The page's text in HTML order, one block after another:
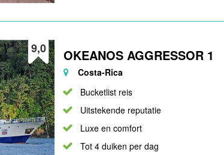
9,0 OKEANOS AGGRESSOR 1
Costa-Rica
Bucketlist reis
Uitstekende reputatie
Luxe en comfort
Tot 4 duiken per dag